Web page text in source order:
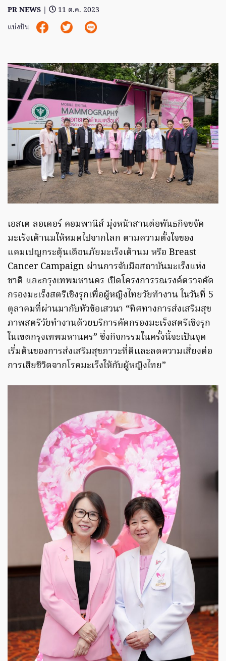
PR NEWS |
11 ต.ค. 2023
แบ่งปัน
เอสเต ลอเดอร์ คอมพานีส์ มุ่งหน้าสานต่อพันธกิจขจัด
มะเร็งเต้านมให้หมดไปจากโลก ตามความตั้งใจของ
แคมเปญกระตุ้นเตือนภัยมะเร็งเต้านม หรือ Breast
Cancer Campaign ผ่านการจับมือสถาบันมะเร็งแห่ง
ชาติ และกรุงเทพมหานคร เปิดโครงการรณรงค์ตรวจคัด
กรองมะเร็งสตรีเชิงรุกเพื่อผู้หญิงไทยวัยทำงาน ในวันที่ 5
ตุลาคมที่ผ่านมากับหัวข้อเสวนา “ทิศทางการส่งเสริมสุข
ภาพสตรีวัยทำงานด้วยบริการคัดกรองมะเร็งสตรีเชิงรุก
ในเขตกรุงเทพมหานคร” ซึ่งกิจกรรมในครั้งนี้จะเป็นจุด
เริ่มต้นของการส่งเสริมสุขภาวะที่ดีและลดความเสี่ยงต่อ
การเสียชีวิตจากโรคมะเร็งให้กับผู้หญิงไทย”